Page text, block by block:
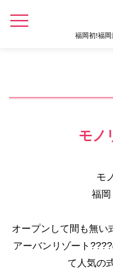
福岡初!福
モノ
モ
福岡
オープンして間も無い
アーバンリゾート
て人気の